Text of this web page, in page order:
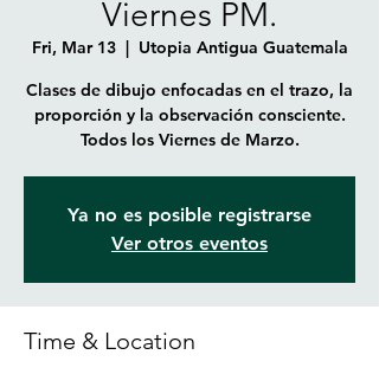
Viernes PM.
Fri, Mar 13
  |
Utopia Antigua Guatemala
Clases de dibujo enfocadas en el trazo, la
proporción y la observación consciente.
Todos los Viernes de Marzo.
Ya no es posible registrarse
Ver otros eventos
Time & Location